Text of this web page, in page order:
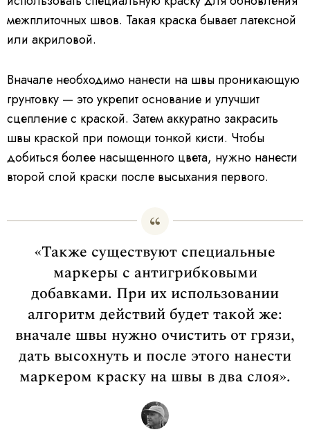
межплиточных швов. Такая краска бывает латексной
или акриловой.
Вначале необходимо нанести на швы проникающую
грунтовку — это укрепит основание и улучшит
сцепление с краской. Затем аккуратно закрасить
швы краской при помощи тонкой кисти. Чтобы
добиться более насыщенного цвета, нужно нанести
второй слой краски после высыхания первого.
«Также существуют специальные
маркеры с антигрибковыми
добавками. При их использовании
алгоритм действий будет такой же:
вначале швы нужно очистить от грязи,
дать высохнуть и после этого нанести
маркером краску на швы в два слоя».